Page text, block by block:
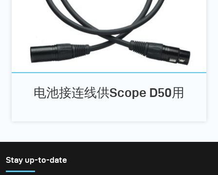
电池接连线供Scope D50用
Stay up-to-date